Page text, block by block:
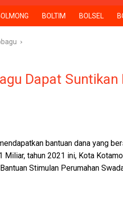
BOLTIM BOLSEL
Dapat Suntikan
bantuan dana yang
tahun 2021 ini, Kota
Stimulan Perumahan